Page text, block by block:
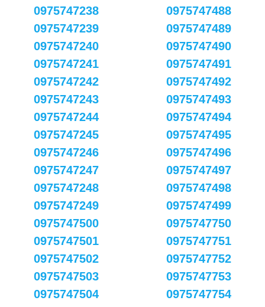
0975747238
0975747239
0975747240
0975747241
0975747242
0975747243
0975747244
0975747245
0975747246
0975747247
0975747248
0975747249
0975747488
0975747489
0975747490
0975747491
0975747492
0975747493
0975747494
0975747495
0975747496
0975747497
0975747498
0975747499
0975747500
0975747501
0975747502
0975747503
0975747504
0975747750
0975747751
0975747752
0975747753
0975747754